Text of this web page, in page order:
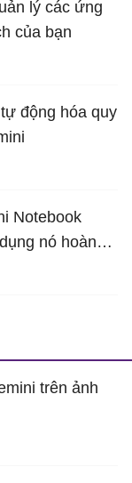
lý các ứng
của bạn
động hóa quy
Notebook
nó hoàn
trên ảnh